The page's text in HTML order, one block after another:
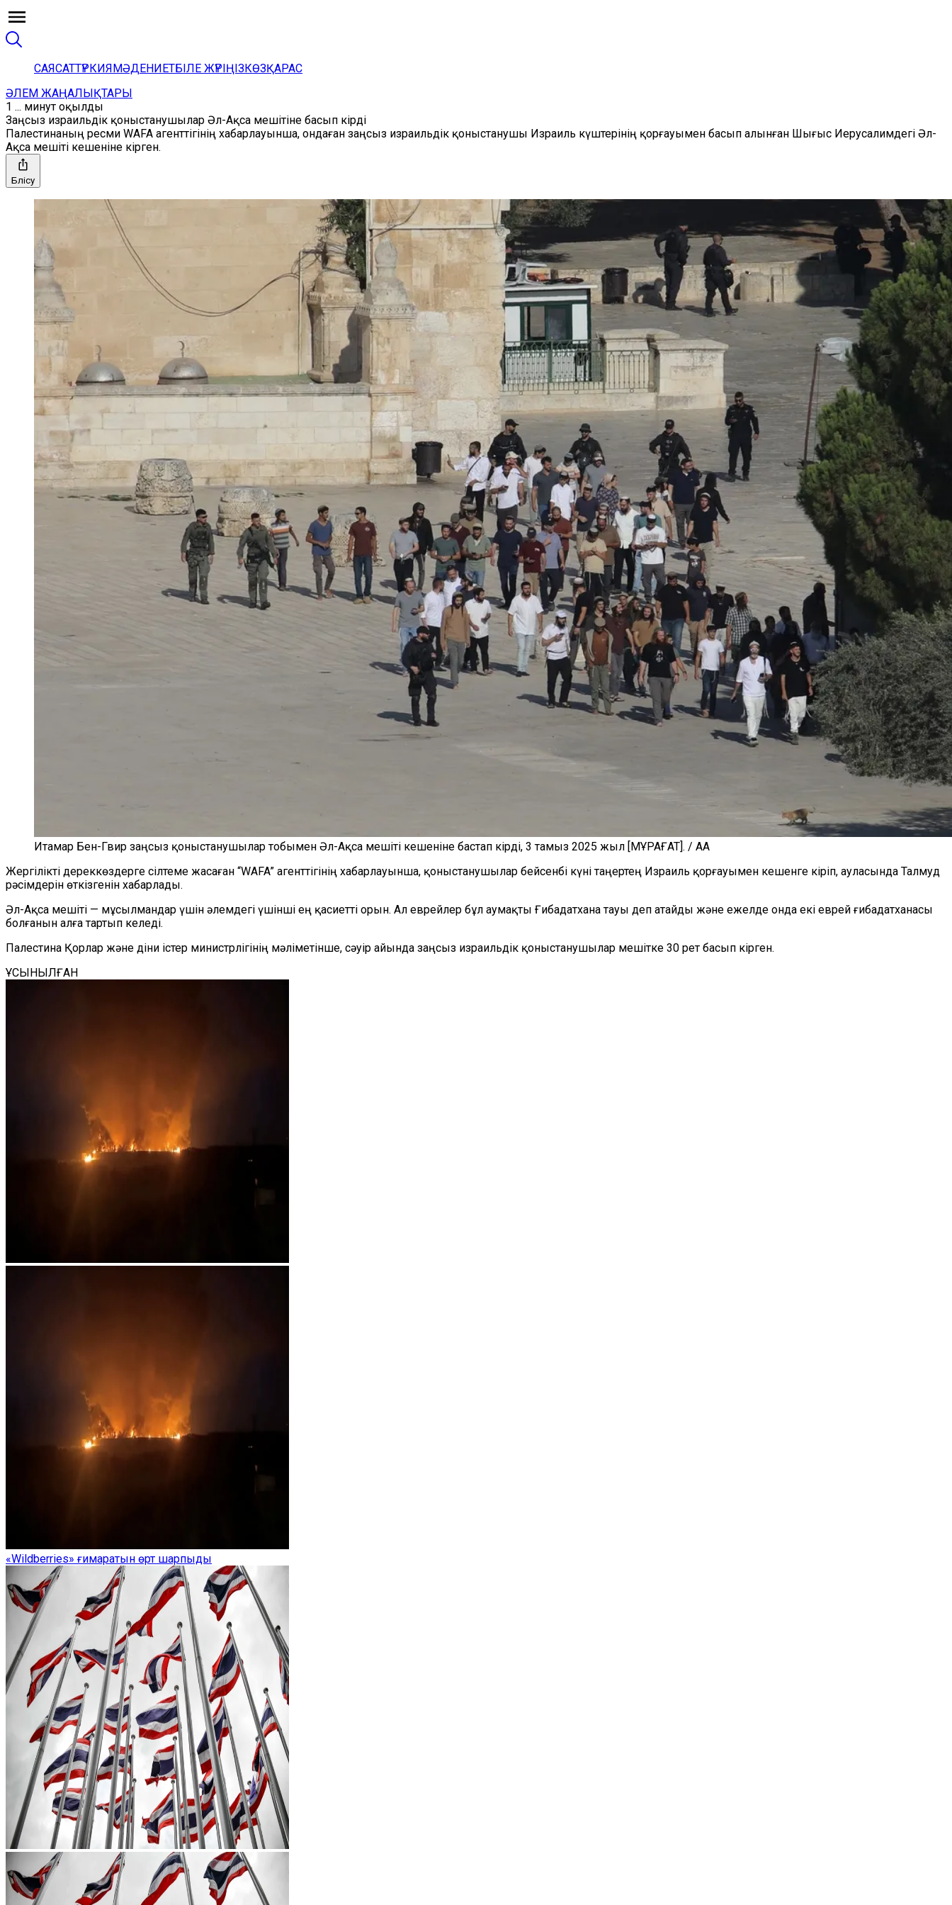
САЯСАТТҮРКИЯМӘДЕНИЕТБІЛЕ ЖҮРІҢІЗКӨЗҚАРАС
ӘЛЕМ ЖАҢАЛЫҚТАРЫ
1 ... минут оқылды
Заңсыз израильдік қоныстанушылар Әл-Ақса мешітіне басып кірді
Палестинаның ресми WAFA агенттігінің хабарлауынша, ондаған заңсыз израильдік қоныстанушы Израиль күштерінің қорғауымен басып алынған Шығыс Иерусалимдегі Әл-
Ақса мешіті кешеніне кірген.
Бөлісу
Итамар Бен-Гвир заңсыз қоныстанушылар тобымен Әл-Ақса мешіті кешеніне бастап кірді, 3 тамыз 2025 жыл [МҰРАҒАТ]. / AA
Жергілікті дереккөздерге сілтеме жасаған “WAFA” агенттігінің хабарлауынша, қоныстанушылар бейсенбі күні таңертең Израиль қорғауымен кешенге кіріп, ауласында Талмуд
рәсімдерін өткізгенін хабарлады.
Әл-Ақса мешіті — мұсылмандар үшін әлемдегі үшінші ең қасиетті орын. Ал еврейлер бұл аумақты Ғибадатхана тауы деп атайды және ежелде онда екі еврей ғибадатханасы
болғанын алға тартып келеді.
Палестина Қорлар және діни істер министрлігінің мәліметінше, сәуір айында заңсыз израильдік қоныстанушылар мешітке 30 рет басып кірген.
ҰСЫНЫЛҒАН
«Wildberries» ғимаратын өрт шарпыды